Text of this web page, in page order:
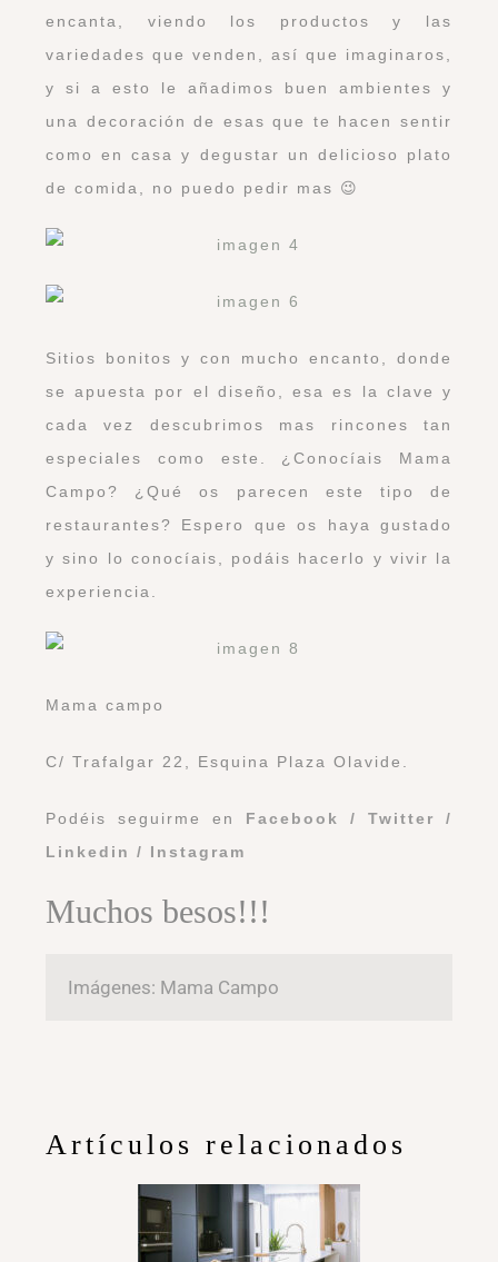
encanta, viendo los productos y las
variedades que venden, así que imaginaros,
y si a esto le añadimos buen ambientes y
una decoración de esas que te hacen sentir
como en casa y degustar un delicioso plato
de comida, no puedo pedir mas 😉
Sitios bonitos y con mucho encanto, donde
se apuesta por el diseño, esa es la clave y
cada vez descubrimos mas rincones tan
especiales como este. ¿Conocíais Mama
Campo? ¿Qué os parecen este tipo de
restaurantes? Espero que os haya gustado
y sino lo conocíais, podáis hacerlo y vivir la
experiencia.
Mama campo
C/ Trafalgar 22, Esquina Plaza Olavide.
Podéis seguirme en Facebook / Twitter
/
Linkedin / Instagram
Muchos besos!!!
Imágenes: Mama Campo
Artículos relacionados